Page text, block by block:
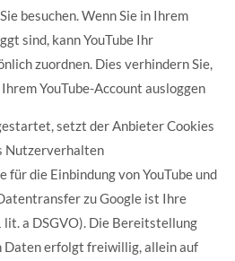
besuchen. Wenn Sie in Ihrem
sind, kann YouTube Ihr
zuordnen. Dies verhindern Sie,
YouTube-Account ausloggen
setzt der Anbieter Cookies
Nutzerverhalten
für die Einbindung von YouTube und
zu Google ist Ihre
lit. a DSGVO). Die Bereitstellung
Daten erfolgt freiwillig, allein auf